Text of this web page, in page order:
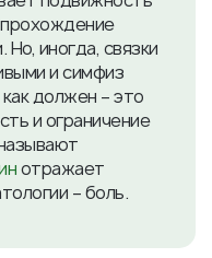
прохождение
иногда, связки
и симфиз
должен – это
и ограничение
отражает
– боль.